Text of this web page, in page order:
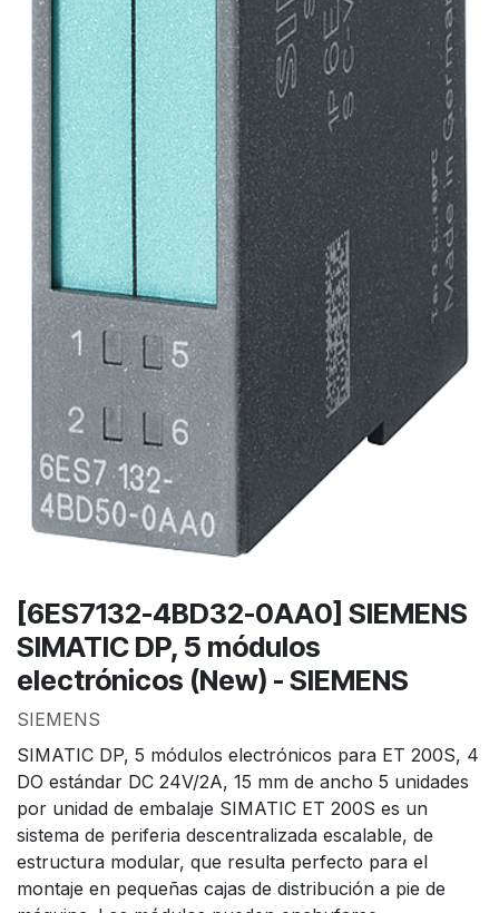
[6ES7132-4BD32-0AA0] SIEMENS
SIMATIC DP, 5 módulos
electrónicos (New) - SIEMENS
SIEMENS
SIMATIC DP, 5 módulos electrónicos para ET 200S, 4
DO estándar DC 24V/2A, 15 mm de ancho 5 unidades
por unidad de embalaje SIMATIC ET 200S es un
sistema de periferia descentralizada escalable, de
estructura modular, que resulta perfecto para el
montaje en pequeñas cajas de distribución a pie de